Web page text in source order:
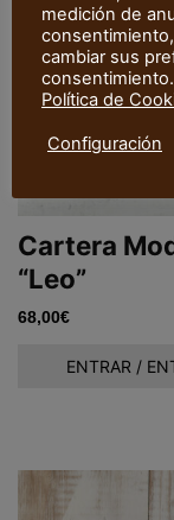
Cartera
“Leo”
68,00€
ENTRAR /
medición de
cambiar sus
Política de
Configuración